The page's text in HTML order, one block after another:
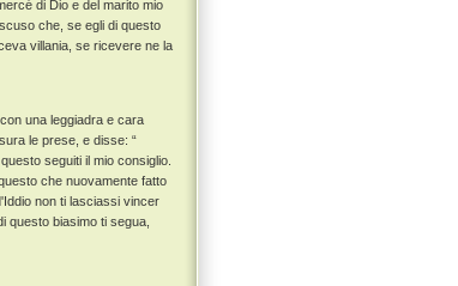
di Dio e del marito mio
che, se egli di questo
villania, se ricevere ne la
una leggiadra e cara
le prese, e disse: “
seguiti il mio consiglio.
che nuovamente fatto
non ti lasciassi vincer
questo biasimo ti segua,